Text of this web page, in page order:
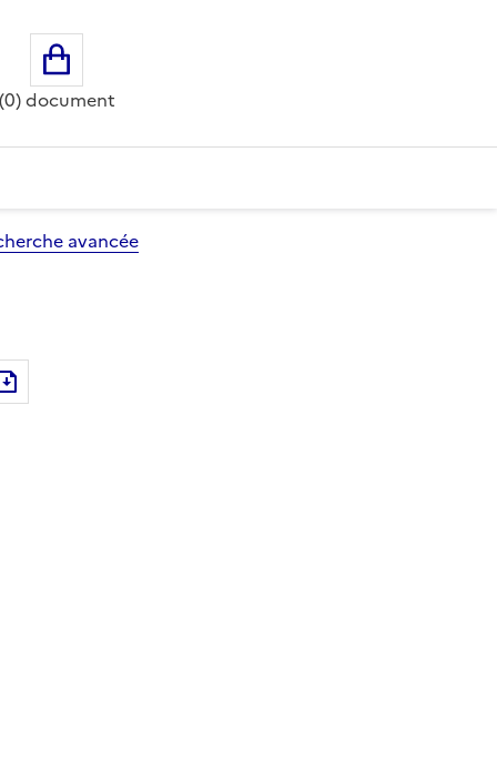
Ouvrir le panier
(0) document
avancée